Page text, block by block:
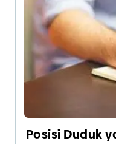
Posisi Duduk